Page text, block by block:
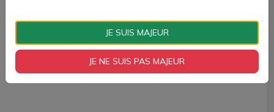
sachet de 10 produits
Type de Produit Accessoires
JE SUIS MAJEUR
JE NE SUIS PAS MAJEUR